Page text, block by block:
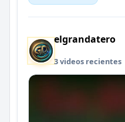
elgrandatero
3 videos recientes